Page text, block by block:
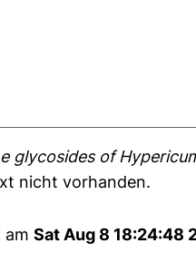
glycosides of
nicht vorhanden.
am Sat Aug 8 18:24:48